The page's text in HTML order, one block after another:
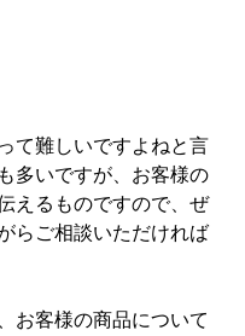
て難しいですよねと言
多いですが、お客様の
えるものですので、ぜ
らご相談いただければ
お客様の商品について